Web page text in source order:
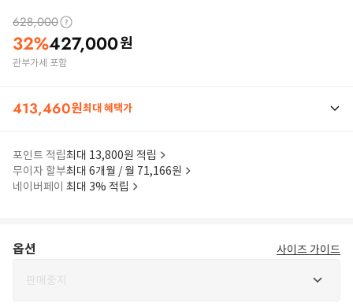
628,000
32%427,000원
관부가세 포함
413,460원최대 혜택가
포인트 적립최대 13,800원 적립
무이자 할부최대 6개월 / 월 71,166원
네이버페이 최대 3% 적립
옵션 사이즈 가이드
판매중지